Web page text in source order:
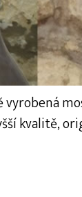
kvalitě,